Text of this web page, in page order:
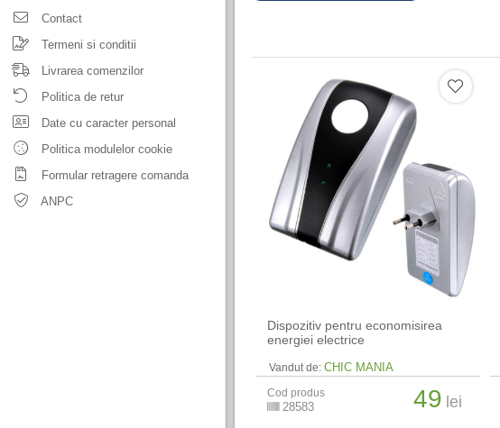
Contact
Termeni si conditii
Livrarea comenzilor
Politica de retur
Date cu caracter personal
Politica modulelor cookie
Formular retragere comanda
ANPC
Dispozitiv pentru economisirea
energiei electrice
Vandut de: CHIC MANIA
Cod produs
28583 49 lei